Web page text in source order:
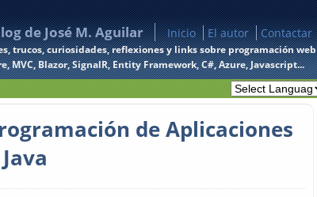
de José M. Aguilar Inicio El autor Contactar
trucos, curiosidades, reflexiones y links sobre programación web
MVC, Blazor, SignalR, Entity Framework, C#, Azure, Javascript...
de Aplicaciones